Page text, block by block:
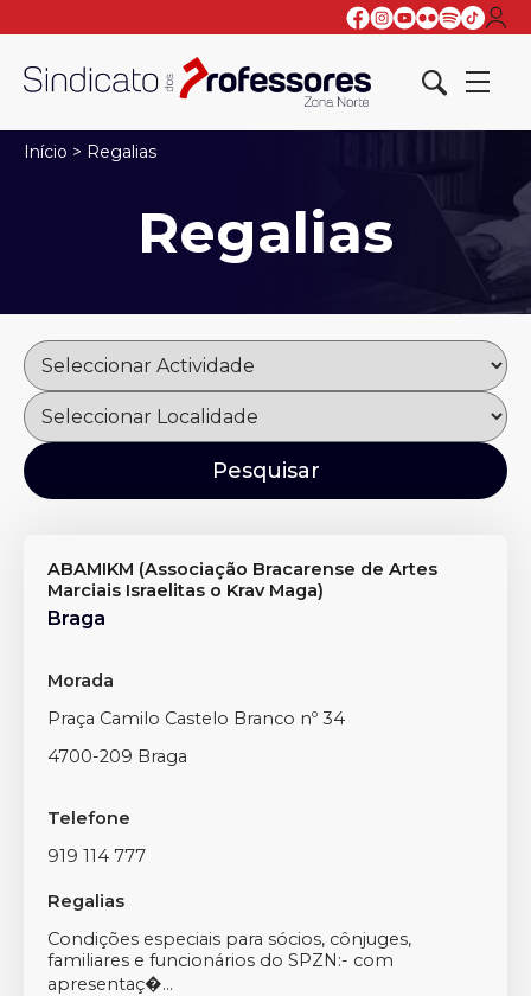
Início > Regalias
Regalias
ABAMIKM (Associação Bracarense de Artes
Marciais Israelitas o Krav Maga)
Braga
Morada
Praça Camilo Castelo Branco nº 34
4700-209 Braga
Telefone
919 114 777
Regalias
Condições especiais para sócios, cônjuges,
familiares e funcionários do SPZN:- com
apresentaç�...